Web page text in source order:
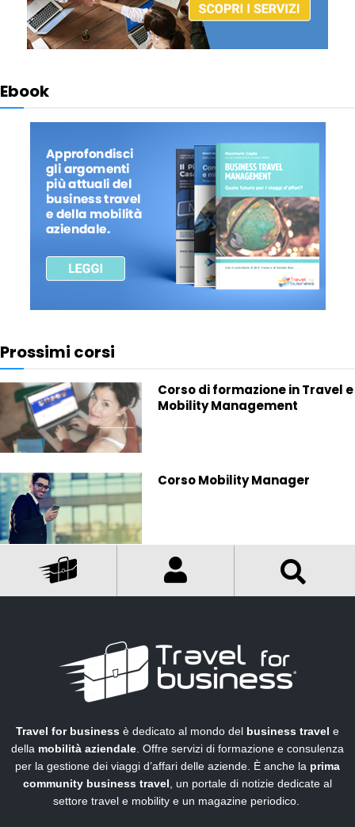
Ebook
Prossimi corsi
Corso di formazione in Travel e
Mobility Management
Corso Mobility Manager
Travel for business è dedicato al mondo del business travel e
della mobilità aziendale . Offre servizi di formazione e consulenza
per la gestione dei viaggi d’affari delle aziende. È anche la prima
community business travel , un portale di notizie dedicate al
settore travel e mobility e un magazine periodico.